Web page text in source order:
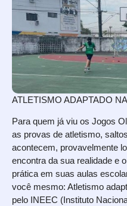
ATLETISMO ADAPTADO
Para quem já viu os Jogos
as provas de atletismo,
acontecem, provavelmente
encontra da sua realidade e
prática em suas aulas
você mesmo: Atletismo
pelo INEEC (Instituto